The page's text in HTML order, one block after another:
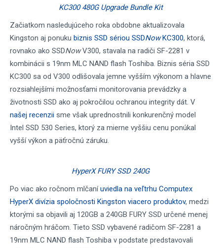
KC300 480G Upgrade Bundle Kit
Začiatkom nasledujúceho roka obdobne aktualizovala
Kingston aj ponuku biznis SSD sériou SSDNowKC300, ktorá,
rovnako ako SSDNowV300, stavala na radiči SF-2281 v
kombinácii s 19nm MLC NAND flash Toshiba. Biznis séria SSD
KC300 sa od V300 odlišovala jemne vyšším výkonom a hlavne
rozsiahlejšími možnosťami monitorovania prevádzky a
životnosti SSD ako aj pokročilou ochranou integrity dát. V
našej recenzii sme však uprednostnili konkurenčný model
Intel SSD 530 Series, ktorý za mierne vyššiu cenu ponúkal
vyšší výkon a päťročnú záruku.
HyperX FURY SSD 240G
Po viac ako ročnom mlčaníuviedla na veľtrhu Computex
HyperX divízia spoločnosti Kingston viacero produktov, medzi
ktorými sa objavili aj 120GB a 240GB FURY SSD určené menej
náročným hráčom. Tieto SSD vybavené radičom SF-2281 a
19nm MLC NAND flash Toshiba v podstate predstavovali